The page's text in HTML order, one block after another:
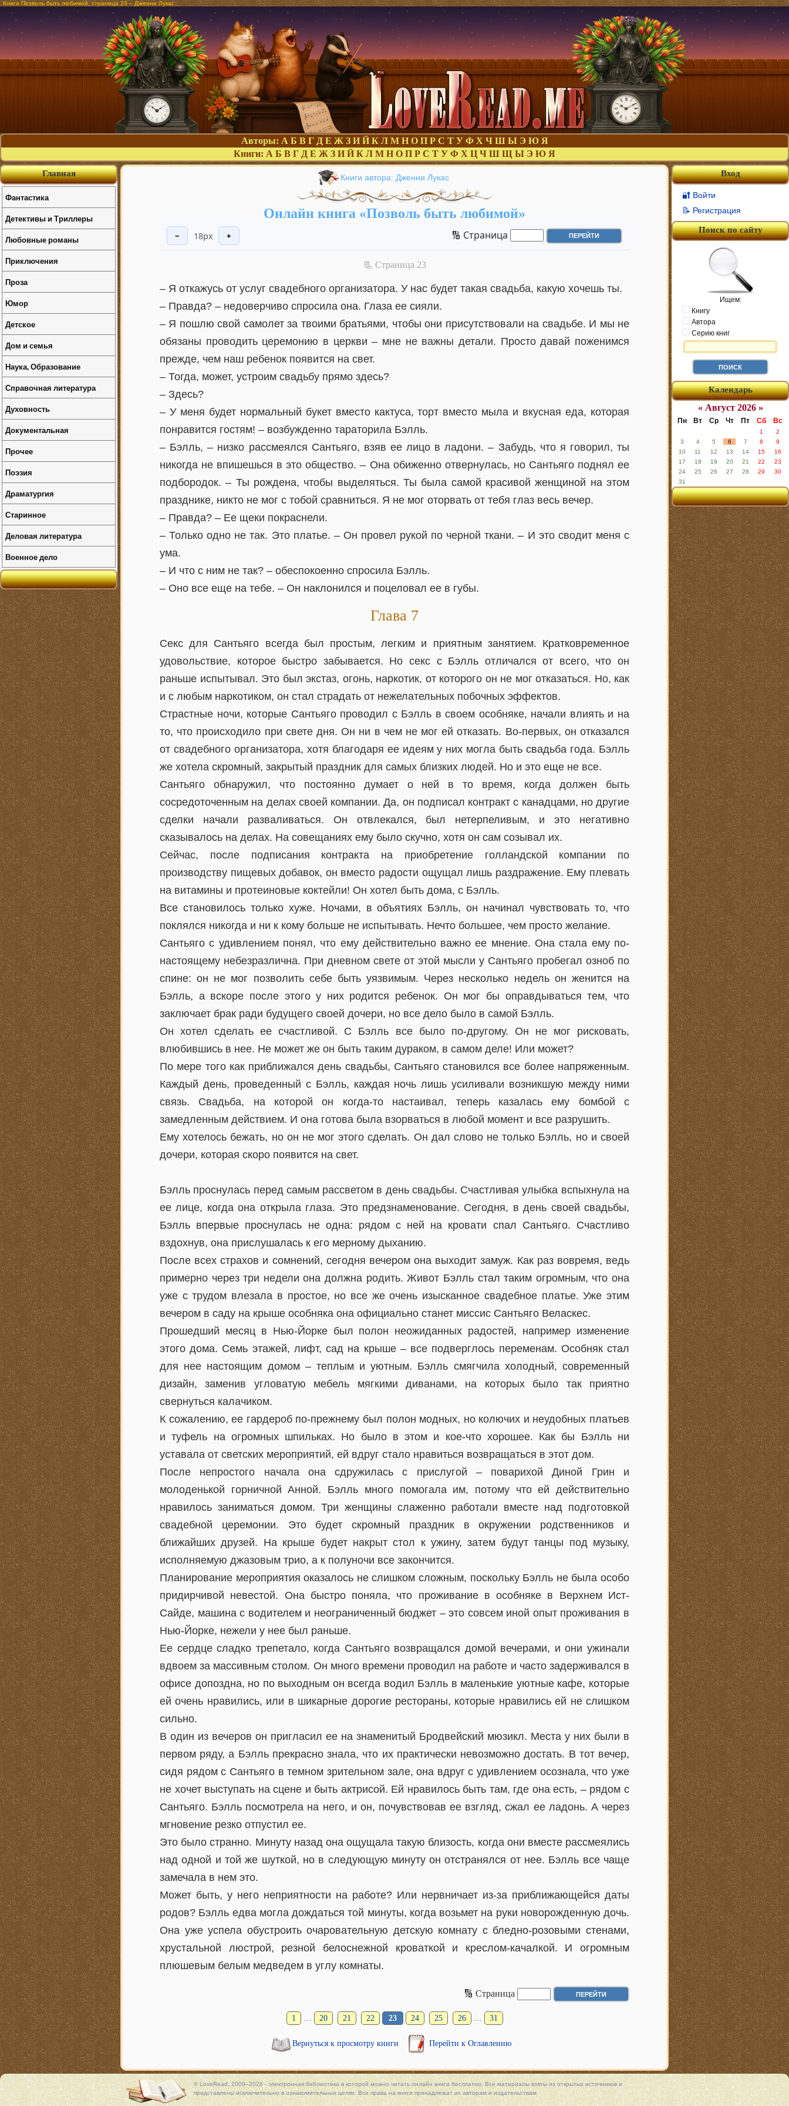
Книга Позволь быть любимой, страница 23 – Дженни Лукас
Авторы: А Б В Г Д Е Ж З И Й К Л М Н О П Р С Т У Ф Х Ч Ш Ы Э Ю Я
Книги: А Б В Г Д Е Ж З И Й К Л М Н О П Р С Т У Ф Х Ц Ч Ш Щ Ы Э Ю Я
Книги автора: Дженни Лукас
Онлайн книга «Позволь быть любимой»
− 18px + 🔢 Страница
📃 Cтраница 23
– Я откажусь от услуг свадебного организатора. У нас будет такая свадьба, какую хочешь ты.
– Правда? – недоверчиво спросила она. Глаза ее сияли.
– Я пошлю свой самолет за твоими братьями, чтобы они присутствовали на свадьбе. И мы не
обязаны проводить церемонию в церкви – мне не важны детали. Просто давай поженимся
прежде, чем наш ребенок появится на свет.
– Тогда, может, устроим свадьбу прямо здесь?
– Здесь?
– У меня будет нормальный букет вместо кактуса, торт вместо мыла и вкусная еда, которая
понравится гостям! – возбужденно тараторила Бэлль.
– Бэлль, – низко рассмеялся Сантьяго, взяв ее лицо в ладони. – Забудь, что я говорил, ты
никогда не впишешься в это общество. – Она обиженно отвернулась, но Сантьяго поднял ее
подбородок. – Ты рождена, чтобы выделяться. Ты была самой красивой женщиной на этом
празднике, никто не мог с тобой сравниться. Я не мог оторвать от тебя глаз весь вечер.
– Правда? – Ее щеки покраснели.
– Только одно не так. Это платье. – Он провел рукой по черной ткани. – И это сводит меня с
ума.
– И что с ним не так? – обеспокоенно спросила Бэлль.
– Оно все еще на тебе. – Он наклонился и поцеловал ее в губы.
Глава 7
Секс для Сантьяго всегда был простым, легким и приятным занятием. Кратковременное
удовольствие, которое быстро забывается. Но секс с Бэлль отличался от всего, что он
раньше испытывал. Это был экстаз, огонь, наркотик, от которого он не мог отказаться. Но, как
и с любым наркотиком, он стал страдать от нежелательных побочных эффектов.
Страстные ночи, которые Сантьяго проводил с Бэлль в своем особняке, начали влиять и на
то, что происходило при свете дня. Он ни в чем не мог ей отказать. Во-первых, он отказался
от свадебного организатора, хотя благодаря ее идеям у них могла быть свадьба года. Бэлль
же хотела скромный, закрытый праздник для самых близких людей. Но и это еще не все.
Сантьяго обнаружил, что постоянно думает о ней в то время, когда должен быть
сосредоточенным на делах своей компании. Да, он подписал контракт с канадцами, но другие
сделки начали разваливаться. Он отвлекался, был нетерпеливым, и это негативно
сказывалось на делах. На совещаниях ему было скучно, хотя он сам созывал их.
Сейчас, после подписания контракта на приобретение голландской компании по
производству пищевых добавок, он вместо радости ощущал лишь раздражение. Ему плевать
на витамины и протеиновые коктейли! Он хотел быть дома, с Бэлль.
Все становилось только хуже. Ночами, в объятиях Бэлль, он начинал чувствовать то, что
поклялся никогда и ни к кому больше не испытывать. Нечто большее, чем просто желание.
Сантьяго с удивлением понял, что ему действительно важно ее мнение. Она стала ему по-
настоящему небезразлична. При дневном свете от этой мысли у Сантьяго пробегал озноб по
спине: он не мог позволить себе быть уязвимым. Через несколько недель он женится на
Бэлль, а вскоре после этого у них родится ребенок. Он мог бы оправдываться тем, что
заключает брак ради будущего своей дочери, но все дело было в самой Бэлль.
Он хотел сделать ее счастливой. С Бэлль все было по-другому. Он не мог рисковать,
влюбившись в нее. Не может же он быть таким дураком, в самом деле! Или может?
По мере того как приближался день свадьбы, Сантьяго становился все более напряженным.
Каждый день, проведенный с Бэлль, каждая ночь лишь усиливали возникшую между ними
связь. Свадьба, на которой он когда-то настаивал, теперь казалась ему бомбой с
замедленным действием. И она готова была взорваться в любой момент и все разрушить.
Ему хотелось бежать, но он не мог этого сделать. Он дал слово не только Бэлль, но и своей
дочери, которая скоро появится на свет.
Бэлль проснулась перед самым рассветом в день свадьбы. Счастливая улыбка вспыхнула на
ее лице, когда она открыла глаза. Это предзнаменование. Сегодня, в день своей свадьбы,
Бэлль впервые проснулась не одна: рядом с ней на кровати спал Сантьяго. Счастливо
вздохнув, она прислушалась к его мерному дыханию.
После всех страхов и сомнений, сегодня вечером она выходит замуж. Как раз вовремя, ведь
примерно через три недели она должна родить. Живот Бэлль стал таким огромным, что она
уже с трудом влезала в простое, но все же очень изысканное свадебное платье. Уже этим
вечером в саду на крыше особняка она официально станет миссис Сантьяго Веласкес.
Прошедший месяц в Нью-Йорке был полон неожиданных радостей, например изменение
этого дома. Семь этажей, лифт, сад на крыше – все подверглось переменам. Особняк стал
для нее настоящим домом – теплым и уютным. Бэлль смягчила холодный, современный
дизайн, заменив угловатую мебель мягкими диванами, на которых было так приятно
свернуться калачиком.
К сожалению, ее гардероб по-прежнему был полон модных, но колючих и неудобных платьев
и туфель на огромных шпильках. Но было в этом и кое-что хорошее. Как бы Бэлль ни
уставала от светских мероприятий, ей вдруг стало нравиться возвращаться в этот дом.
После непростого начала она сдружилась с прислугой – поварихой Диной Грин и
молоденькой горничной Анной. Бэлль много помогала им, потому что ей действительно
нравилось заниматься домом. Три женщины слаженно работали вместе над подготовкой
свадебной церемонии. Это будет скромный праздник в окружении родственников и
ближайших друзей. На крыше будет накрыт стол к ужину, затем будут танцы под музыку,
исполняемую джазовым трио, а к полуночи все закончится.
Планирование мероприятия оказалось не слишком сложным, поскольку Бэлль не была особо
придирчивой невестой. Она быстро поняла, что проживание в особняке в Верхнем Ист-
Сайде, машина с водителем и неограниченный бюджет – это совсем иной опыт проживания в
Нью-Йорке, нежели у нее был раньше.
Ее сердце сладко трепетало, когда Сантьяго возвращался домой вечерами, и они ужинали
вдвоем за массивным столом. Он много времени проводил на работе и часто задерживался в
офисе допоздна, но по выходным он всегда водил Бэлль в маленькие уютные кафе, которые
ей очень нравились, или в шикарные дорогие рестораны, которые нравились ей не слишком
сильно.
В один из вечеров он пригласил ее на знаменитый Бродвейский мюзикл. Места у них были в
первом ряду, а Бэлль прекрасно знала, что их практически невозможно достать. В тот вечер,
сидя рядом с Сантьяго в темном зрительном зале, она вдруг с удивлением осознала, что уже
не хочет выступать на сцене и быть актрисой. Ей нравилось быть там, где она есть, – рядом с
Сантьяго. Бэлль посмотрела на него, и он, почувствовав ее взгляд, сжал ее ладонь. А через
мгновение резко отпустил ее.
Это было странно. Минуту назад она ощущала такую близость, когда они вместе рассмеялись
над одной и той же шуткой, но в следующую минуту он отстранялся от нее. Бэлль все чаще
замечала в нем это.
Может быть, у него неприятности на работе? Или нервничает из-за приближающейся даты
родов? Бэлль едва могла дождаться той минуты, когда возьмет на руки новорожденную дочь.
Она уже успела обустроить очаровательную детскую комнату с бледно-розовыми стенами,
хрустальной люстрой, резной белоснежной кроваткой и креслом-качалкой. И огромным
плюшевым белым медведем в углу комнаты.
🔢 Страница
1 … 20 21 22 23 24 25 26 … 31
Вернуться к просмотру книги Перейти к Оглавлению
Вход
🔐 Войти
📝 Регистрация
Поиск по сайту
Ищем:
Книгу
Автора
Серию книг
Календарь
« Август 2026 »
Пн Вт Ср Чт Пт Сб Вс
1
2
3
4 5 6 7 8
9
10
11 12 13 14 15
16
17
18 19 20 21 22
23
24
25 26 27 28 29
30
31
Главная
Фантастика
Детективы и Триллеры
Любовные романы
Приключения
Проза
Юмор
Детское
Дом и семья
Наука, Образование
Справочная литература
Духовность
Документальная
Прочее
Поэзия
Драматургия
Старинное
Деловая литература
Военное дело
© LoveRead, 2009–2026 - электронная библиотека в которой можночитать онлайн книгибесплатно. Все материалы взяты из открытых источников и
представлены исключительно в ознакомительных целях. Все права на книги принадлежат их авторам и издательствам.